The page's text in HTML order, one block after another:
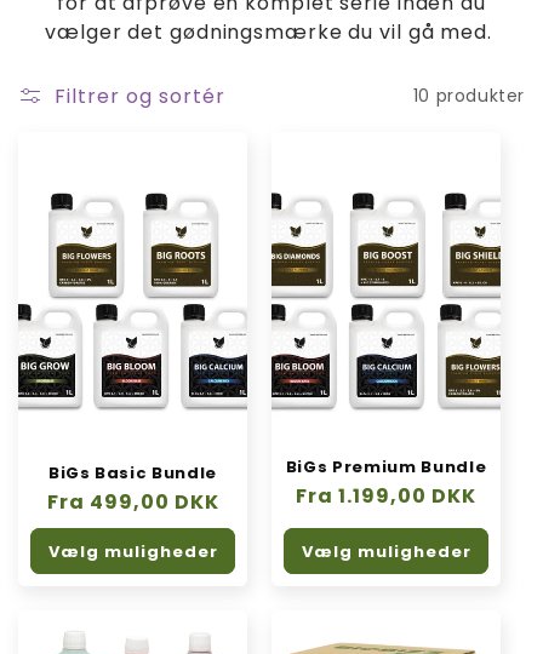
k
i
n
:
vælger det gødningsmærke du vil gå med.
Filtrer og sortér 10 produkter
BiGs Basic Bundle
Normalpris
Fra 499,00 DKK
Vælg muligheder
BiGs Premium Bundle
Normalpris
Fra 1.199,00 DKK
Vælg muligheder